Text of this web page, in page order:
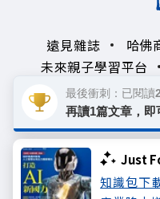
Just
知識包下
遠見雜誌 哈佛
未來親子學習平台
著作權聲
遠見天下文化出版股
最後衝刺：已閱讀
再讀1篇文章，即